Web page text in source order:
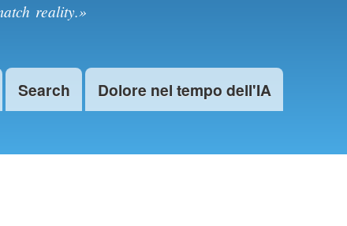
reality.»
Search
Dolore nel tempo dell'IA